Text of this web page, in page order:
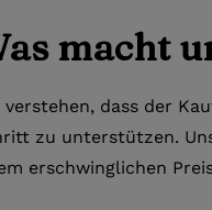
macht
verstehen, dass der
zu unterstützen.
erschwinglichen